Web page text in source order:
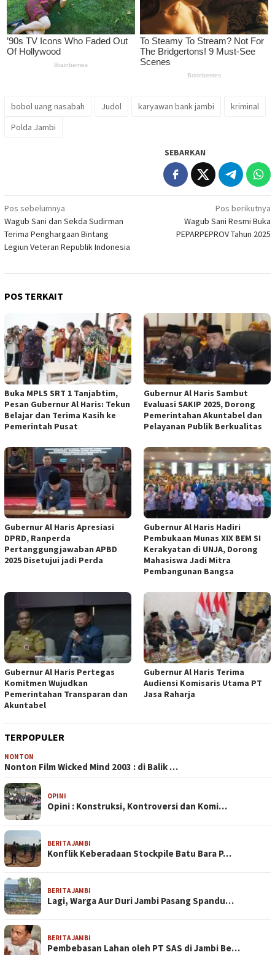
bobol uang nasabah Judol karyawan bank jambi
kriminal
Polda Jambi
SEBARKAN
Navigasi
pos
Pos sebelumnya
Wagub Sani dan Sekda Sudirman
Terima Penghargaan Bintang
Legiun Veteran Republik Indonesia
Pos berikutnya
Wagub Sani Resmi Buka
PEPARPEPROV Tahun 2025
POS TERKAIT
Buka MPLS SRT 1 Tanjabtim,
Pesan Gubernur Al Haris: Tekun
Belajar dan Terima Kasih ke
Pemerintah Pusat
Gubernur Al Haris Sambut
Evaluasi SAKIP 2025, Dorong
Pemerintahan Akuntabel dan
Pelayanan Publik Berkualitas
Gubernur Al Haris Apresiasi
DPRD, Ranperda
Pertanggungjawaban APBD
2025 Disetujui jadi Perda
Gubernur Al Haris Hadiri
Pembukaan Munas XIX BEM SI
Kerakyatan di UNJA, Dorong
Mahasiswa Jadi Mitra
Pembangunan Bangsa
Gubernur Al Haris Pertegas
Komitmen Wujudkan
Pemerintahan Transparan dan
Akuntabel
Gubernur Al Haris Terima
Audiensi Komisaris Utama PT
Jasa Raharja
TERPOPULER
NONTON
Nonton Film Wicked Mind 2003 : di Balik …
OPINI
Opini : Konstruksi, Kontroversi dan Komi…
BERITA JAMBI
Konflik Keberadaan Stockpile Batu Bara P…
BERITA JAMBI
Lagi, Warga Aur Duri Jambi Pasang Spandu…
BERITA JAMBI
Pembebasan Lahan oleh PT SAS di Jambi Be…